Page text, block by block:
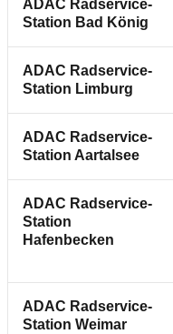
ADAC Radservice-
Station Bad König
ADAC Radservice-
Station Limburg
ADAC Radservice-
Station Aartalsee
ADAC Radservice-
Station
Hafenbecken
ADAC Radservice-
Station Weimar